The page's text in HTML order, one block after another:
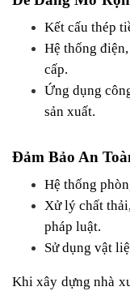
Kết cấu thép
Hệ thống
cấp.
Ứng dụng
sản xuất.
Đảm Bảo An
Hệ thống
Xử lý chất
pháp luật.
Sử dụng vật
Khi xây dựng nhà